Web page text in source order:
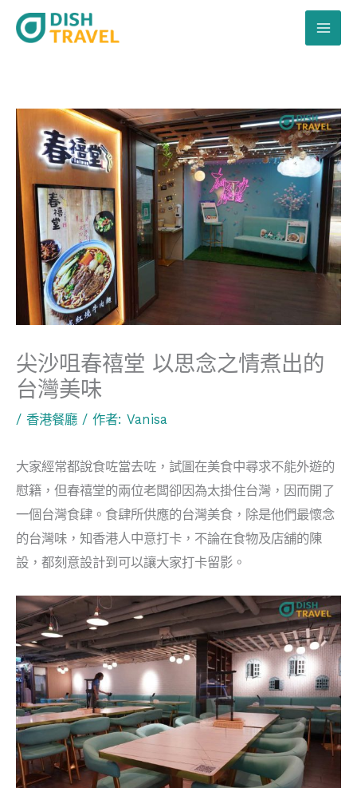
尖沙咀春禧堂 以思念之情煮出的
台灣美味
/ 香港餐廳 / 作者: Vanisa
大家經常都說食咗當去咗，試圖在美食中尋求不能外遊的
慰籍，但春禧堂的兩位老闆卻因為太掛住台灣，因而開了
一個台灣食肆。食肆所供應的台灣美食，除是他們最懷念
的台灣味，知香港人中意打卡，不論在食物及店舖的陳
設，都刻意設計到可以讓大家打卡留影。